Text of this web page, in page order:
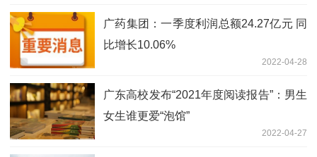
广药集团：一季度利润总额24.27亿元 同
比增长10.06%
2022-04-28
广东高校发布“2021年度阅读报告”：男生
女生谁更爱“泡馆”
2022-04-27